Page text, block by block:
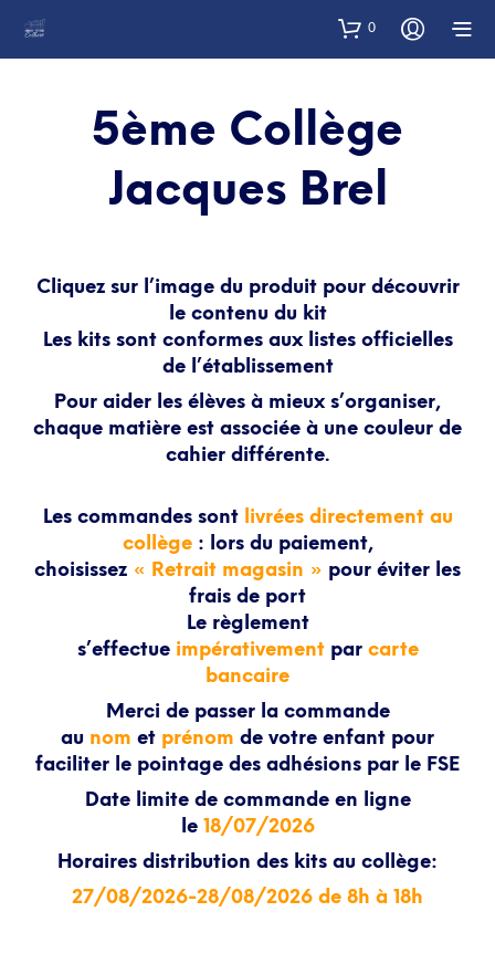
0
5ème Collège
Jacques Brel
Cliquez sur l’image du produit pour découvrir
le contenu du kit
Les kits sont conformes aux listes officielles
de l’établissement
Pour aider les élèves à mieux s’organiser,
chaque matière est associée à une couleur de
cahier différente.
Les commandes sont
livrées directement au
collège: lors du paiement,
choisissez « Retrait magasin » pour éviter les
frais de port
Le règlement
s’effectue impérativement par carte
bancaire
Merci de passer la commande
au nom et prénom de votre enfant pour
faciliter le pointage des adhésions par le FSE
Date limite de commande en ligne
le 18/07/2026
Horaires distribution des kits au collège:
27/08/2026-28/08/2026 de 8h à 18h